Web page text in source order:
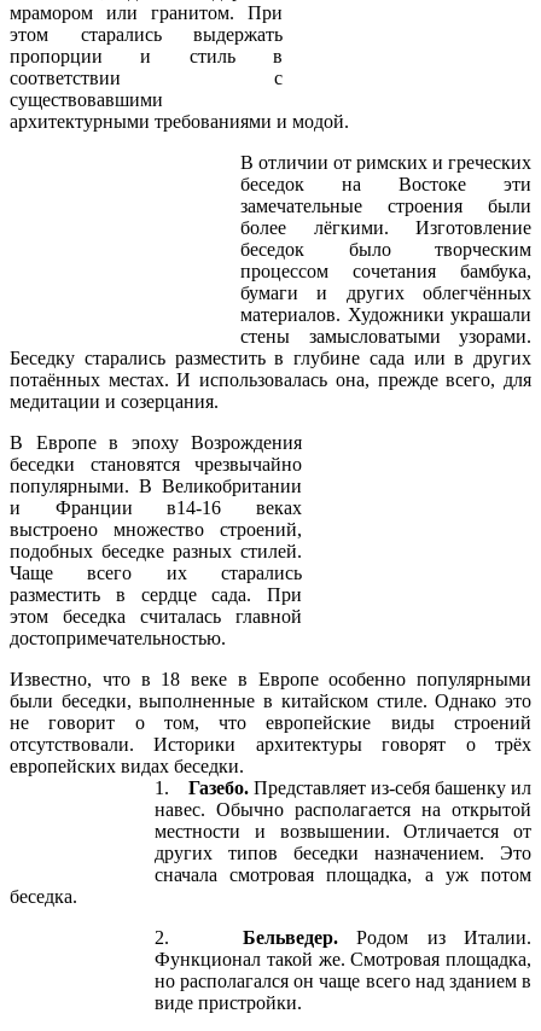
мрамором или гранитом. При
этом старались выдержать
пропорции и стиль в
соответствии с
существовавшими
архитектурными требованиями и модой.
В отличии от римских и греческих
беседок на Востоке эти
замечательные строения были
более лёгкими. Изготовление
беседок было творческим
процессом сочетания бамбука,
бумаги и других облегчённых
материалов. Художники украшали
стены замысловатыми узорами.
Беседку старались разместить в глубине сада или в других
потаённых местах. И использовалась она, прежде всего, для
медитации и созерцания.
В Европе в эпоху Возрождения
беседки становятся чрезвычайно
популярными. В Великобритании
и Франции в14-16 веках
выстроено множество строений,
подобных беседке разных стилей.
Чаще всего их старались
разместить в сердце сада. При
этом беседка считалась главной
достопримечательностью.
Известно, что в 18 веке в Европе особенно популярными
были беседки, выполненные в китайском стиле. Однако это
не говорит о том, что европейские виды строений
отсутствовали. Историки архитектуры говорят о трёх
европейских видах беседки.
1. Газебо. Представляет из-себя башенку ил
навес. Обычно располагается на открытой
местности и возвышении. Отличается от
других типов беседки назначением. Это
сначала смотровая площадка, а уж потом
беседка.
2.Бельведер. Родом из Италии.
Функционал такой же. Смотровая площадка,
но располагался он чаще всего над зданием в
виде пристройки.